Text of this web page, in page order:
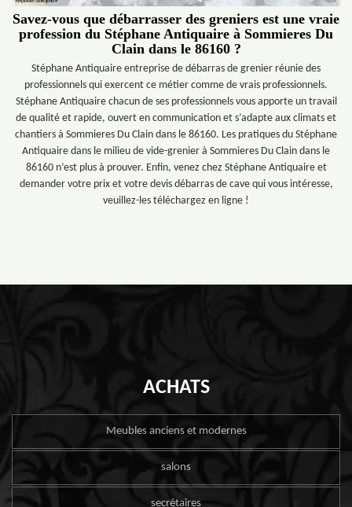
Savez-vous que débarrasser des greniers est une vraie
profession du Stéphane Antiquaire à Sommieres Du
Clain dans le 86160 ?
Stéphane Antiquaire entreprise de débarras de grenier réunie des
professionnels qui exercent ce métier comme de vrais professionnels.
Stéphane Antiquaire chacun de ses professionnels vous apporte un travail
de qualité et rapide, ouvert en communication et s’adapte aux climats et
chantiers à Sommieres Du Clain dans le 86160. Les pratiques du Stéphane
Antiquaire dans le milieu de vide-grenier à Sommieres Du Clain dans le
86160 n’est plus à prouver. Enfin, venez chez Stéphane Antiquaire et
demander votre prix et votre devis débarras de cave qui vous intéresse,
veuillez-les téléchargez en ligne !
ACHATS
Meubles anciens et modernes
salons
secrétaires